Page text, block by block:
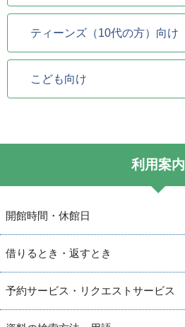
ティーンズ（10代の方）向け
こども向け
利用案内
開館時間・休館日
借りるとき・返すとき
予約サービス・リクエストサービス